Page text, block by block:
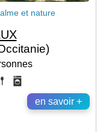
et nature
en savoir +